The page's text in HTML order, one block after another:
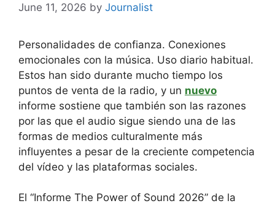
June 11, 2026 by Journalist
Personalidades de confianza. Conexiones
emocionales con la música. Uso diario habitual.
Estos han sido durante mucho tiempo los
puntos de venta de la radio, y un nuevo
informe sostiene que también son las razones
por las que el audio sigue siendo una de las
formas de medios culturalmente más
influyentes a pesar de la creciente competencia
del vídeo y las plataformas sociales.
El “Informe The Power of Sound 2026” de la